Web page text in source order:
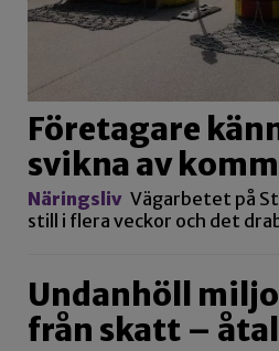
Företagare
svikna av
Näringsliv Vägarbetet på
still i flera veckor och det
Undanhöll
från skatt –